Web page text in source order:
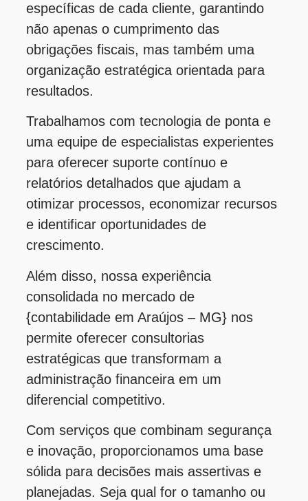
específicas de cada cliente, garantindo
não apenas o cumprimento das
obrigações fiscais, mas também uma
organização estratégica orientada para
resultados.
Trabalhamos com tecnologia de ponta e
uma equipe de especialistas experientes
para oferecer suporte contínuo e
relatórios detalhados que ajudam a
otimizar processos, economizar recursos
e identificar oportunidades de
crescimento.
Além disso, nossa experiência
consolidada no mercado de
{contabilidade em Araújos – MG} nos
permite oferecer consultorias
estratégicas que transformam a
administração financeira em um
diferencial competitivo.
Com serviços que combinam segurança
e inovação, proporcionamos uma base
sólida para decisões mais assertivas e
planejadas. Seja qual for o tamanho ou